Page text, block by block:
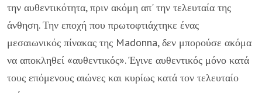
την αυθεντικότητα, πριν ακόμη απ' την τελευταία της
άνθηση. Την εποχή που πρωτοφτιάχτηκε ένας
μεσαιωνικός πίνακας της Madonna, δεν μπορούσε ακόμα
να αποκληθεί «αυθεντικός». Έγινε αυθεντικός μόνο κατά
τους επόμενους αιώνες και κυρίως κατά τον τελευταίο